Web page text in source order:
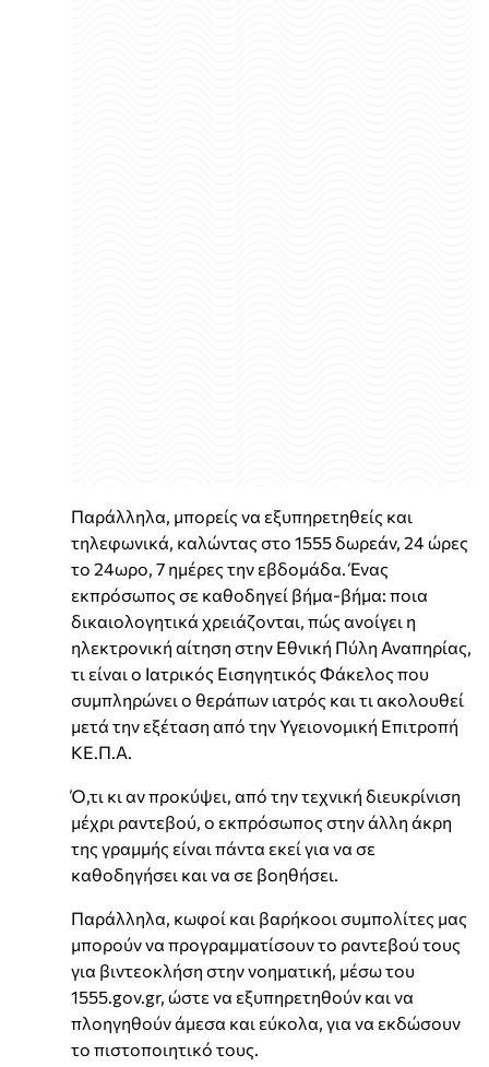
Παράλληλα, μπορείς να εξυπηρετηθείς και
τηλεφωνικά, καλώντας στο 1555 δωρεάν, 24 ώρες
το 24ωρο, 7 ημέρες την εβδομάδα. Ένας
εκπρόσωπος σε καθοδηγεί βήμα-βήμα: ποια
δικαιολογητικά χρειάζονται, πώς ανοίγει η
ηλεκτρονική αίτηση στην Εθνική Πύλη Αναπηρίας,
τι είναι ο Ιατρικός Εισηγητικός Φάκελος που
συμπληρώνει ο θεράπων ιατρός και τι ακολουθεί
μετά την εξέταση από την Υγειονομική Επιτροπή
ΚΕ.Π.Α.
Ό,τι κι αν προκύψει, από την τεχνική διευκρίνιση
μέχρι ραντεβού, ο εκπρόσωπος στην άλλη άκρη
της γραμμής είναι πάντα εκεί για να σε
καθοδηγήσει και να σε βοηθήσει.
Παράλληλα, κωφοί και βαρήκοοι συμπολίτες μας
μπορούν να προγραμματίσουν το ραντεβού τους
για βιντεοκλήση στην νοηματική, μέσω του
1555.gov.gr, ώστε να εξυπηρετηθούν και να
πλοηγηθούν άμεσα και εύκολα, για να εκδώσουν
το πιστοποιητικό τους.